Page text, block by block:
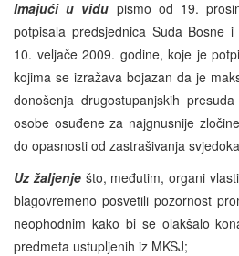
Imajući u vidu pismo od 19.
potpisala predsjednica Suda Bosne
10. veljače 2009. godine, koje je
kojima se izražava bojazan da je
donošenja drugostupanjskih
osobe osuđene za najgnusnije
do opasnosti od zastrašivanja
Uz žaljenješto, međutim, organi
blagovremeno posvetili pozornost
neophodnim kako bi se olakšalo
predmeta ustupljenih iz MKSJ;